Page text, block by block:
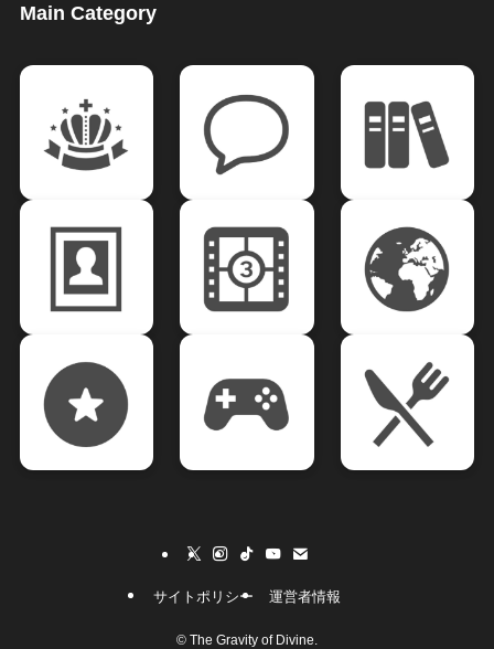
Main Category
サイトポリシー 運営者情報
© The Gravity of Divine.